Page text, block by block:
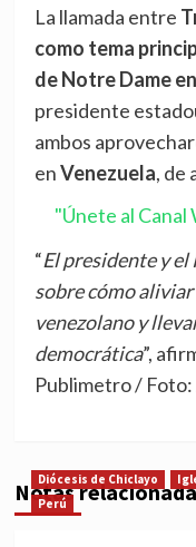
La llamada entre
como tema
de Notre Dame
presidente
ambos
enVenezuela, de
"Únete al
“El presidente y
sobre cómo
venezolano y
democrática”,
Publimetro / Foto:
Notas
Diócesis de Chiclayo
Perú